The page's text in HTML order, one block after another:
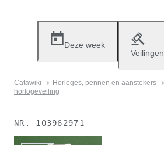
Deze week
Veilingen
Catawiki Horloges, pennen en aanstekers
horlogeveiling
NR. 103962971